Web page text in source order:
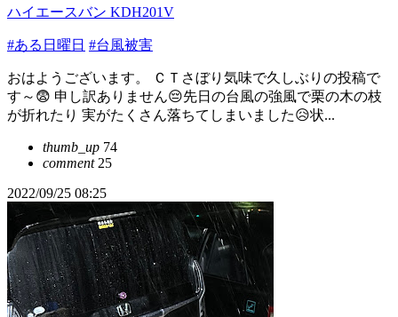
ハイエースバン KDH201V
#ある日曜日 #台風被害
おはようございます。 ＣＴさぼり気味で久しぶりの投稿で
す～😨 申し訳ありません😔先日の台風の強風で栗の木の枝
が折れたり 実がたくさん落ちてしまいました😥状...
thumb_up 74
comment25
2022/09/25 08:25